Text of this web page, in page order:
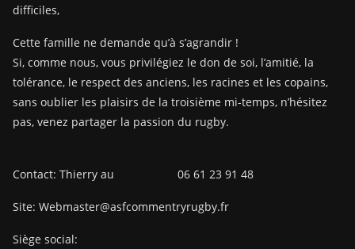
difficiles,
Cette famille ne demande qu’à s’agrandir !
Si, comme nous, vous privilégiez le don de soi, l’amitié, la
tolérance, le respect des anciens, les racines et les copains,
sans oublier les plaisirs de la troisième mi-temps, n’hésitez
pas, venez partager la passion du rugby.
Contact: Thierry au 06 61 23 91 48
Site: Webmaster@asfcommentryrugby.fr
Siège social: